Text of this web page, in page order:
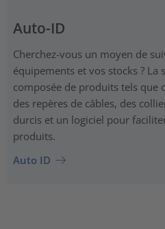
Auto-ID
Cherchez-vous un moyen de
équipements et vos stocks ? La
composée de produits tels que
des repères de câbles, des
durcis et un logiciel pour
produits.
Auto ID